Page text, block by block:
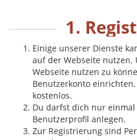
1.
Einige unserer Dienste
auf der Webseite nutzen.
Webseite nutzen zu
Benutzerkonto
kostenlos.
Du darfst dich nur
Benutzerprofil anlegen.
Zur Registrierung sind